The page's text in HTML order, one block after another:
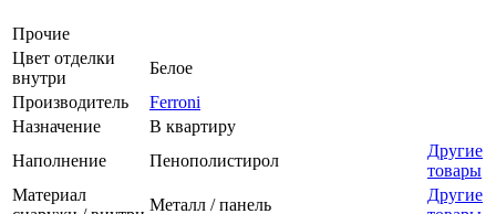
Прочие
Цвет отделки
внутри
Белое
Производитель
Ferroni
Назначение
В квартиру
Наполнение
Пенополистирол
Другие
товары
Материал
Металл / панель
Другие